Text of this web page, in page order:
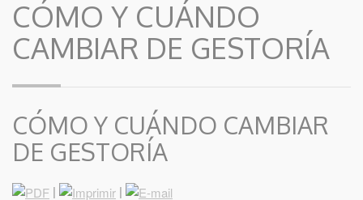
CÓMO Y CUÁNDO
CAMBIAR DE GESTORÍA
CÓMO Y CUÁNDO CAMBIAR
DE GESTORÍA
|
|